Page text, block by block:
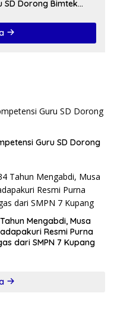
SD Dorong Bimtek
Guru SD Dorong
Mengabdi, Musa
Resmi Purna
dari SMPN 7 Kupang